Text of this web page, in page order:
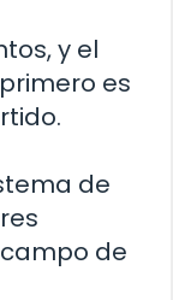
y el
es
de
de